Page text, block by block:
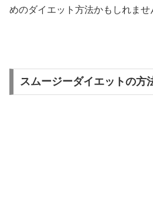
めのダイエット方法かもしれませ
スムージーダイエットの方